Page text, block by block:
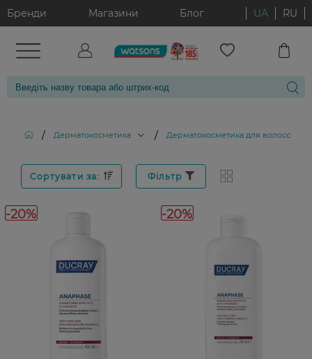
Бренди Магазини Блог UA RU
/ Дерматокосметика / Дерматокосметика для волосся
Сортувати за: Фільтр
-20% -20%